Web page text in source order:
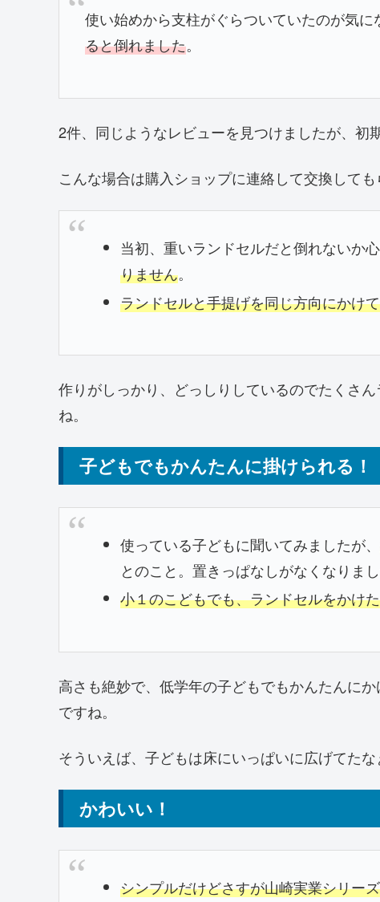
使い始めから支柱がぐらついていたのが気
ると倒れました。
2件、同じようなレビューを見つけましたが、初
こんな場合は購入ショップに連絡して交換しても
当初、重いランドセルだと倒れないか心
りません。
ランドセルと手提げを同じ方向にかけ
作りがしっかり、どっしりしているのでたくさ
ね。
子どもでもかんたんに掛けられる！
使っている子どもに聞いてみましたが、
とのこと。置きっぱなしがなくなりまし
小１のこどもでも、ランドセルをかけ
高さも絶妙で、低学年の子どもでもかんたんに
ですね。
そういえば、子どもは床にいっぱいに広げてたな
かわいい！
シンプルだけどさすが山崎実業シリーズ